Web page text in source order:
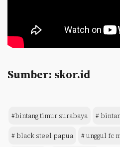
Sumber: skor.id
#bintang timur surabaya #
# black steel papua # unggul fc